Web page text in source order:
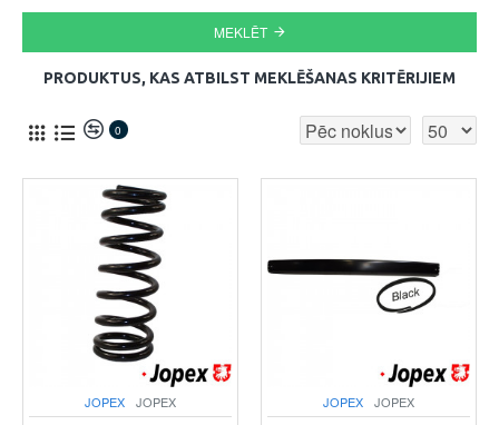
MEKLĒT
PRODUKTUS, KAS ATBILST MEKLĒŠANAS KRITĒRIJIEM
0
JOPEX JOPEX JOPEX JOPEX